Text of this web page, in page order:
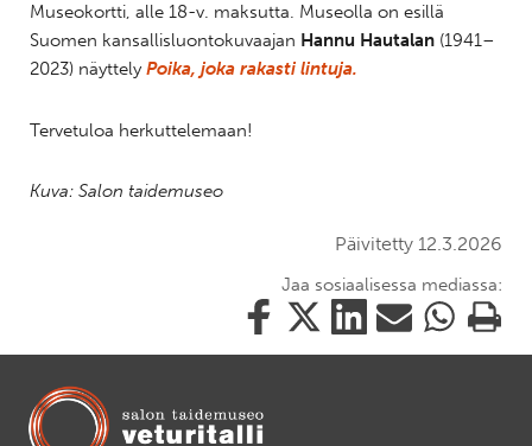
Museokortti, alle 18-v. maksutta. Museolla on esillä
Suomen kansallisluontokuvaajan Hannu Hautalan (1941–
2023) näyttelyPoika, joka rakasti lintuja.
Tervetuloa herkuttelemaan!
Kuva: Salon taidemuseo
Päivitetty 12.3.2026
Jaa sosiaalisessa mediassa:
Jaa
Jaa
Jaa
Jaa
Jaa
Tulosta